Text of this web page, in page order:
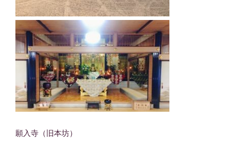
願入寺（旧本坊）